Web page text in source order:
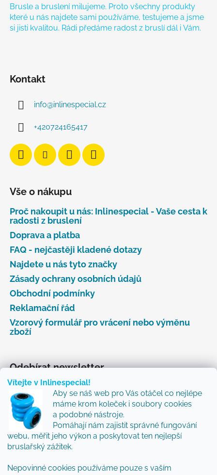
Vítejte v Inlinespecial!
Aby se náš web pro Vás otáčel co nejlépe
máme krom koleček i soubory cookies
a podobné nástroje.
Pomáhají nám zajistit správné fungování
webu, měřit jeho výkon a poskytovat ten nejlepší
bruslařský zážitek.
Nepovinné cookies používáme pouze s vaším
Brusle a bruslení milujeme. Proto všechny produkty
které u nás najdete sami používáme, testujeme a jsme
si jisti kvalitou. Rádi předáme radost z bruslí dál i Vám.
Kontakt
info@inlinespecial.cz
+420724165417
Vše o nákupu
Proč nakoupit u nás: Inlinespecial - Vaše cesta k
radosti z bruslení
Doprava a platba
FAQ - nejčastěji kladené dotazy
Najdete u nás tyto značky
Zásady ochrany osobních údajů
Obchodní podmínky
Reklamační řád
Vzorový formulář pro vrácení nebo výměnu
zboží
Odebírat newsletter
Vložte svůj e-mail a my vám budeme zasílat informace
o nových produktech na našem e-shopu.
Přidejte se k nám a my Vám budeme zasílat ty nejlepší
novinky a tipy.
E-mail
Vložením e-mailu souhlasíte spodmínkami